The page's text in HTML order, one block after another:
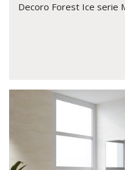
Decoro Forest Ice serie